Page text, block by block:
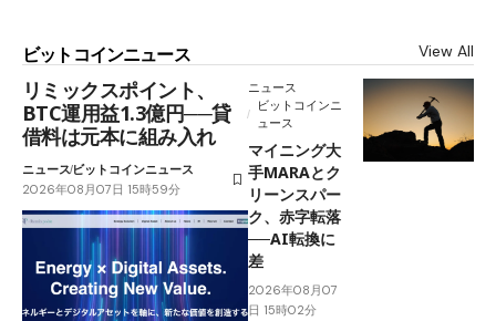
ビットコインニュース View All
リミックスポイント、
BTC運用益1.3億円──貸
借料は元本に組み入れ
ニュースビットコインニュース
2026年08月07日 15時59分
ニュース
ビットコインニ
ュース
マイニング大
手MARAとク
リーンスパー
ク、赤字転落
──AI転換に
差
2026年08月07
日 15時02分